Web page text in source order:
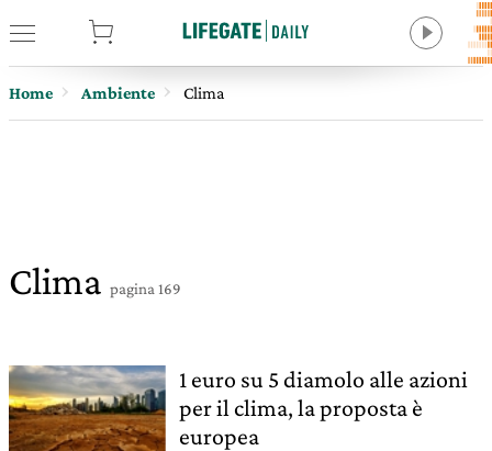
Home Ambiente Clima
Clima pagina 169
1 euro su 5 diamolo alle azioni
per il clima, la proposta è
europea